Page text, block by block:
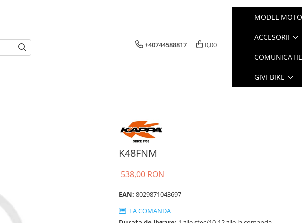
+40744588817 0,00
MODEL MOTO
ACCESORII
COMUNICATIE
GIVI-BIKE
K48FNM
538,00 RON
EAN: 8029871043697
LA COMANDA